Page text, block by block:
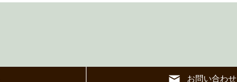
お問い合わせ